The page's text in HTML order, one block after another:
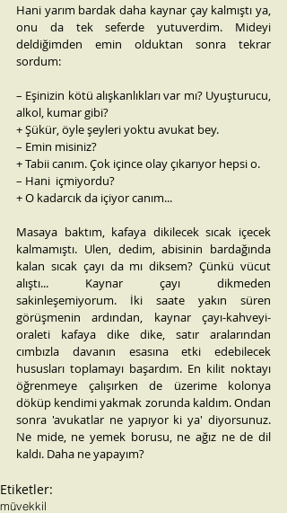
Hani yarım bardak daha kaynar çay kalmıştı ya,
onu da tek seferde yutuverdim. Mideyi
deldiğimden emin olduktan sonra tekrar
sordum:
– Eşinizin kötü alışkanlıkları var mı? Uyuşturucu,
alkol, kumar gibi?
+ Şükür, öyle şeyleri yoktu avukat bey.
– Emin misiniz?
+ Tabii canım. Çok içince olay çıkarıyor hepsi o.
– Hani  içmiyordu?
+ O kadarcık da içiyor canım...
Masaya baktım, kafaya dikilecek sıcak içecek
kalmamıştı. Ulen, dedim, abisinin bardağında
kalan sıcak çayı da mı diksem? Çünkü vücut
alıştı... Kaynar çayı dikmeden
sakinleşemiyorum. İki saate yakın süren
görüşmenin ardından, kaynar çayı-kahveyi-
oraleti kafaya dike dike, satır aralarından
cımbızla davanın esasına etki edebilecek
hususları toplamayı başardım. En kilit noktayı
öğrenmeye çalışırken de üzerime kolonya
döküp kendimi yakmak zorunda kaldım. Ondan
sonra 'avukatlar ne yapıyor ki ya' diyorsunuz.
Ne mide, ne yemek borusu, ne ağız ne de dil
kaldı. Daha ne yapayım?
Etiketler:
müvekkil